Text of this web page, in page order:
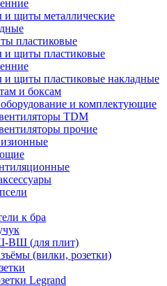
и щиты металлические
пластиковые
и щиты пластиковые
и щиты пластиковые накладные
и боксам
и комплектующие
TDM
прочие
к бра
ВШ (для плит)
(вилки, розетки)
Legrand